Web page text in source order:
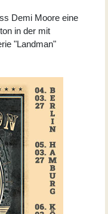
Demi Moore eine
in der mit
"Landman"